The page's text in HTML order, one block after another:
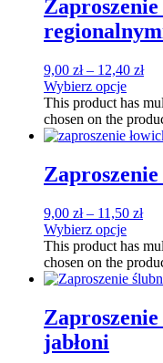
Zaproszenie
9,00 zł– 12,40 zł
Wybierz opcje
This product has
chosen on the
9,00 zł– 11,50 zł
Wybierz opcje
This product has
chosen on the
jabłoni